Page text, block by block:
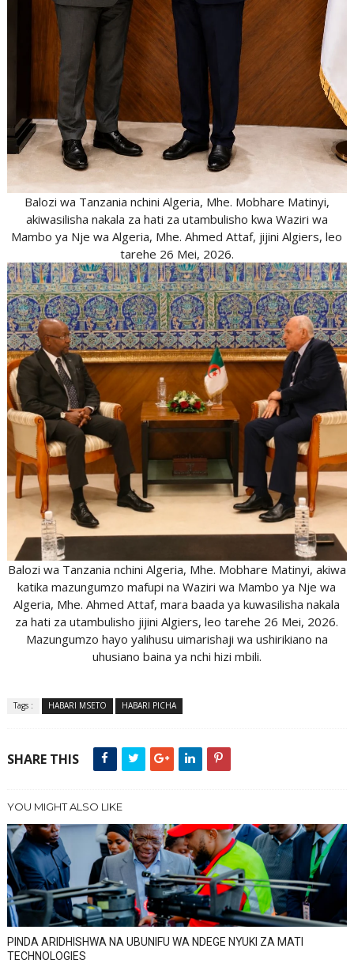
Balozi wa Tanzania nchini Algeria, Mhe. Mobhare Matinyi,
akiwasilisha nakala za hati za utambulisho kwa Waziri wa
Mambo ya Nje wa Algeria, Mhe. Ahmed Attaf, jijini Algiers, leo
tarehe 26 Mei, 2026.
Balozi wa Tanzania nchini Algeria, Mhe. Mobhare Matinyi, akiwa
katika mazungumzo mafupi na Waziri wa Mambo ya Nje wa
Algeria, Mhe. Ahmed Attaf, mara baada ya kuwasilisha nakala
za hati za utambulisho jijini Algiers, leo tarehe 26 Mei, 2026.
Mazungumzo hayo yalihusu uimarishaji wa ushirikiano na
uhusiano baina ya nchi hizi mbili.
Tags : HABARI MSETO HABARI PICHA
SHARE THIS
YOU MIGHT ALSO LIKE
PINDA ARIDHISHWA NA UBUNIFU WA NDEGE NYUKI ZA MATI
TECHNOLOGIES